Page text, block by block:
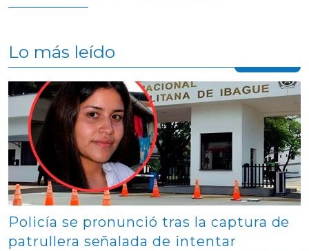
Lo más leído
Contenido multimedia principal
Policía se pronunció tras la captura de
patrullera señalada de intentar